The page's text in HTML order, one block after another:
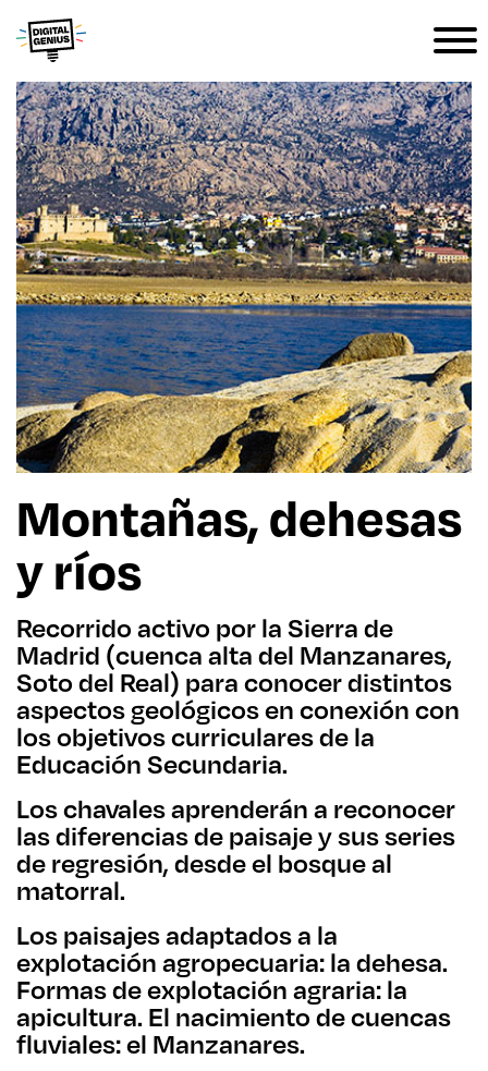
Montañas, dehesas
y ríos
Recorrido activo por la Sierra de
Madrid (cuenca alta del Manzanares,
Soto del Real) para conocer distintos
aspectos geológicos en conexión con
los objetivos curriculares de la
Educación Secundaria.
Los chavales aprenderán a reconocer
las diferencias de paisaje y sus series
de regresión, desde el bosque al
matorral.
Los paisajes adaptados a la
explotación agropecuaria: la dehesa.
Formas de explotación agraria: la
apicultura. El nacimiento de cuencas
fluviales: el Manzanares.